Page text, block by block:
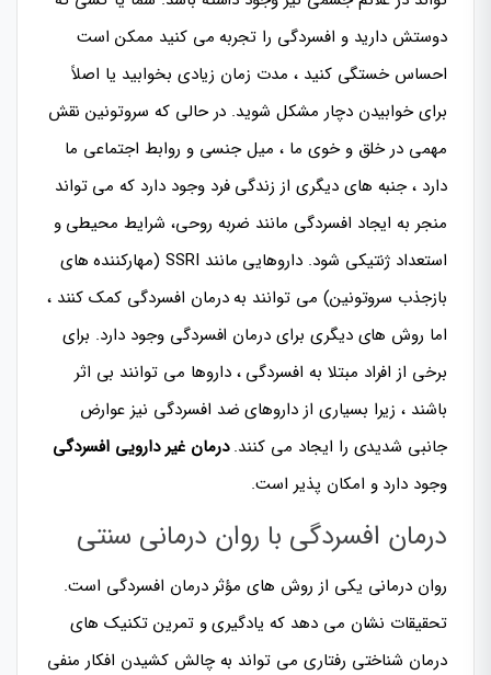
دوستش دارید و افسردگی را تجربه می کنید ممکن است
احساس خستگی کنید ، مدت زمان زیادی بخوابید یا اصلاً
برای خوابیدن دچار مشکل شوید. در حالی که سروتونین نقش
مهمی در خلق و خوی ما ، میل جنسی و روابط اجتماعی ما
دارد ، جنبه های دیگری از زندگی فرد وجود دارد که می تواند
منجر به ایجاد افسردگی مانند ضربه روحی، شرایط محیطی و
استعداد ژنتیکی شود. داروهایی مانند SSRI (مهارکننده های
بازجذب سروتونین) می توانند به درمان افسردگی کمک کنند ،
اما روش های دیگری برای درمان افسردگی وجود دارد. برای
برخی از افراد مبتلا به افسردگی ، داروها می توانند بی اثر
باشند ، زیرا بسیاری از داروهای ضد افسردگی نیز عوارض
جانبی شدیدی را ایجاد می کنند.درمان غیر دارویی افسردگی
وجود دارد و امکان پذیر است.
درمان افسردگی با روان درمانی سنتی
روان درمانی یکی از روش های مؤثر درمان افسردگی است.
تحقیقات نشان می دهد که یادگیری و تمرین تکنیک های
درمان شناختی رفتاری می تواند به چالش کشیدن افکار منفی